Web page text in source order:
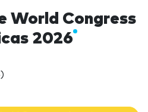
World Congress
2026